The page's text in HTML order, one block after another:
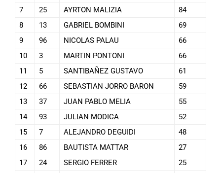
7
25 AYRTON MALIZIA
84
8
13 GABRIEL BOMBINI
69
9
96 NICOLAS PALAU
66
10
3 MARTIN PONTONI
66
11
5 SANTIBAÑEZ GUSTAVO
61
12
66 SEBASTIAN JORRO BARON
59
13
37 JUAN PABLO MELIA
55
14
93 JULIAN MODICA
52
15
7 ALEJANDRO DEGUIDI
48
16
86 BAUTISTA MATTAR
27
17
24 SERGIO FERRER
25